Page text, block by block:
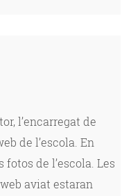
l’encarregat de
de l’escola. En
de l’escola. Les
aviat estaran